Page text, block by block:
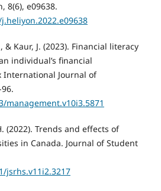
8(6), e09638.
& Kaur, J. (2023). Financial literacy
individual’s financial
International Journal of
management.v10i3.5871
(2022). Trends and effects of
in Canada. Journal of Student
jsrhs.v11i2.3217